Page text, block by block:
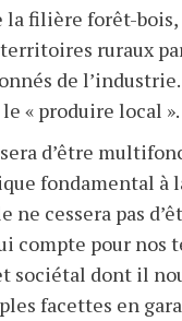
la filière forêt-
ruraux
de
« produire local ».
d’être
fondamental à
ne cessera pas
compte pour nos
sociétal dont il
facettes en